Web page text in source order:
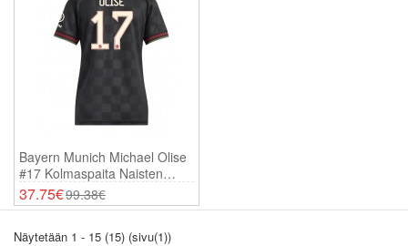
Bayern Munich Michael Olise
#17 Kolmaspaita Naisten
2025-26 Lyhythihainen
37.75€99.38€
Näytetään 1 - 15 (15) (sivu(1))